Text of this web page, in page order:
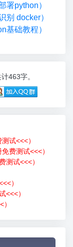
署python）
别 docker）
基础教程）
463字。
试<<<）
费测试<<<）
测试<<<）
）
<<<）